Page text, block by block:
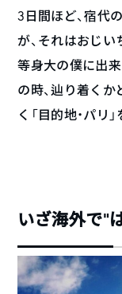
3日間ほど、宿代
が、それはおじい
等身大の僕に出来
の時、辿り着く
く「目的地・パリ
いざ海外で“